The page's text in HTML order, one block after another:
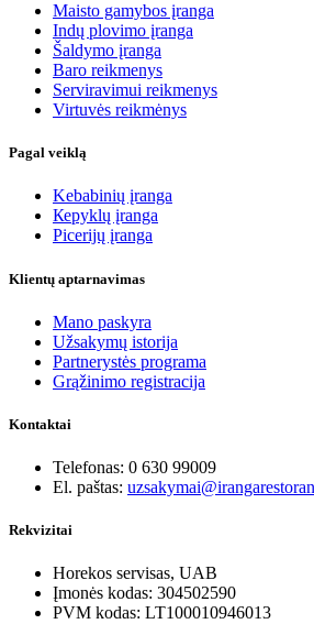
Maisto gamybos įranga
Indų plovimo įranga
Šaldymo įranga
Baro reikmenys
Serviravimui reikmenys
Virtuvės reikmėnys
Pagal veiklą
Kebabinių įranga
Кеpyklų įranga
Picerijų įranga
Klientų aptarnavimas
Mano paskyra
Užsakymų istorija
Partnerystės programa
Grąžinimo registracija
Kontaktai
Telefonas: 0 630 99009
El. paštas:
Rekvizitai
Horekos servisas, UAB
Įmonės kodas: 304502590
PVM kodas: LT100010946013